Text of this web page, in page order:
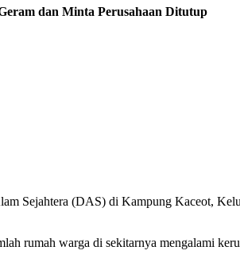
dan Minta Perusahaan Ditutup
Sejahtera (DAS) di Kampung Kaceot,
rumah warga di sekitarnya mengalami